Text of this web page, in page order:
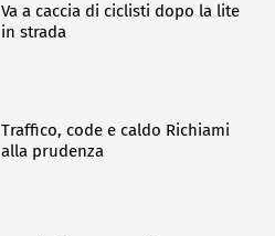
Va a caccia di ciclisti dopo la lite
in strada
Traffico, code e caldo Richiami
alla prudenza